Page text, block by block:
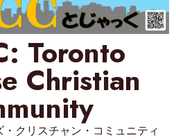
Toronto
Christian
・クリスチャン・コミュニティ